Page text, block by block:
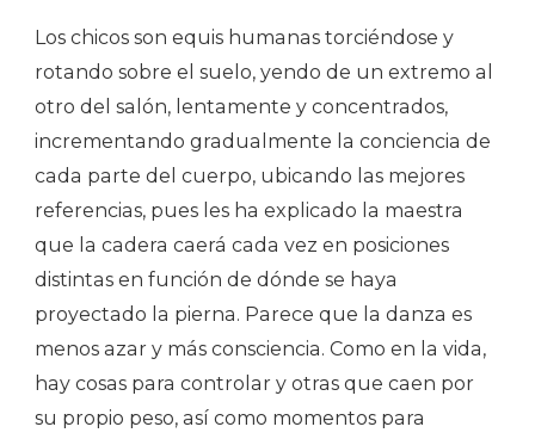
Los chicos son equis humanas torciéndose y
rotando sobre el suelo, yendo de un extremo al
otro del salón, lentamente y concentrados,
incrementando gradualmente la conciencia de
cada parte del cuerpo, ubicando las mejores
referencias, pues les ha explicado la maestra
que la cadera caerá cada vez en posiciones
distintas en función de dónde se haya
proyectado la pierna. Parece que la danza es
menos azar y más consciencia. Como en la vida,
hay cosas para controlar y otras que caen por
su propio peso, así como momentos para